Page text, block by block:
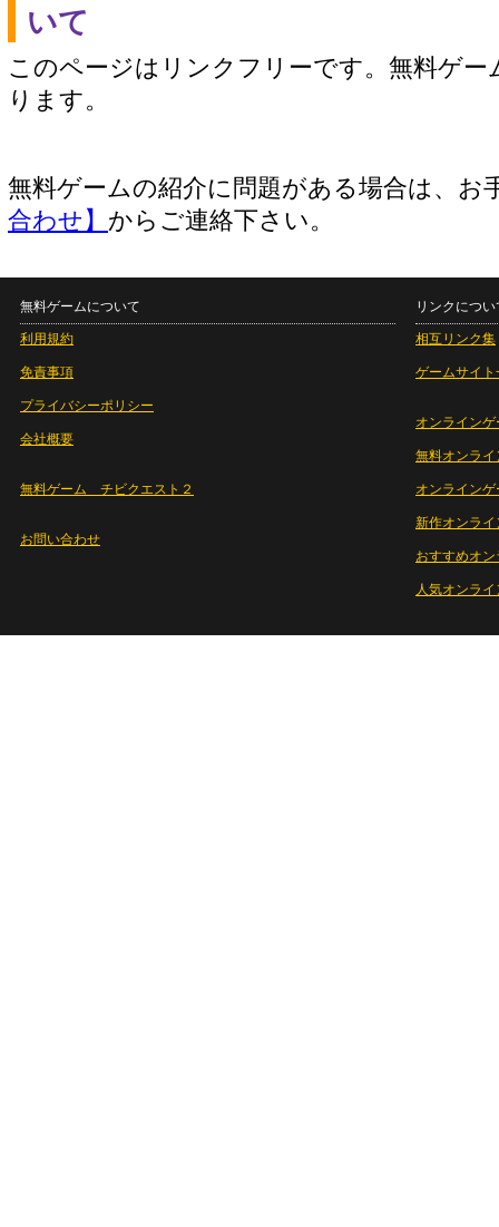
いて
このページはリンクフリーです。無料ゲー
ります。
無料ゲームの紹介に問題がある場合は、お
合わせ】 からご連絡下さい。
無料ゲームについて
利用規約
免責事項
プライバシーポリシー
会社概要
無料ゲーム チビクエスト２
お問い合わせ
リンクについ
相互リンク集
ゲームサイト
オンラインゲ
無料オンライ
オンライン
新作オンライ
おすすめオ
人気オンラ